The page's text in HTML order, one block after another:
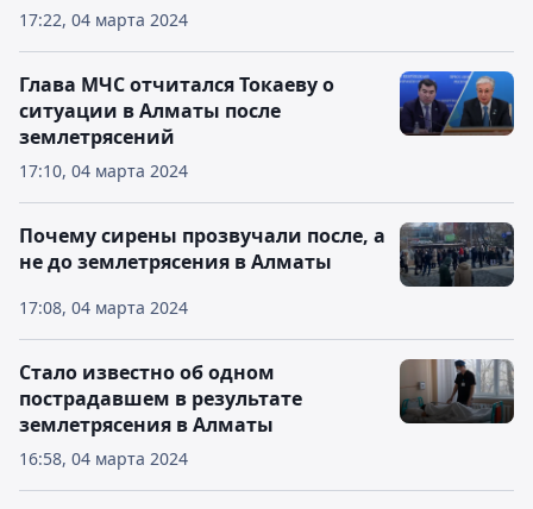
17:22, 04 марта 2024
17:10, 04 марта 2024
Глава МЧС отчитался Токаеву о
ситуации в Алматы после
землетрясений
17:08, 04 марта 2024
Почему сирены прозвучали после, а
не до землетрясения в Алматы
16:58, 04 марта 2024
Стало известно об одном
пострадавшем в результате
землетрясения в Алматы